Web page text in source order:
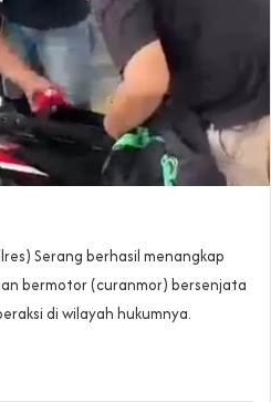
Serang berhasil menangkap
bermotor (curanmor) bersenjata
di wilayah hukumnya.